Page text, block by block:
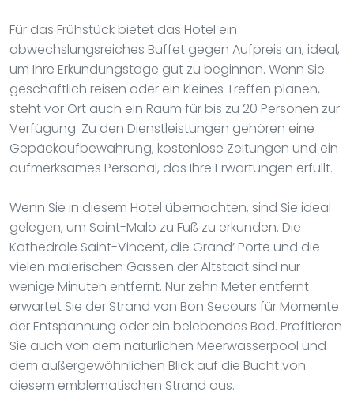
Für das Frühstück bietet das Hotel ein
abwechslungsreiches Buffet gegen Aufpreis an, ideal,
um Ihre Erkundungstage gut zu beginnen. Wenn Sie
geschäftlich reisen oder ein kleines Treffen planen,
steht vor Ort auch ein Raum für bis zu 20 Personen zur
Verfügung. Zu den Dienstleistungen gehören eine
Gepäckaufbewahrung, kostenlose Zeitungen und ein
aufmerksames Personal, das Ihre Erwartungen erfüllt.
Wenn Sie in diesem Hotel übernachten, sind Sie ideal
gelegen, um Saint-Malo zu Fuß zu erkunden. Die
Kathedrale Saint-Vincent, die Grand’ Porte und die
vielen malerischen Gassen der Altstadt sind nur
wenige Minuten entfernt. Nur zehn Meter entfernt
erwartet Sie der Strand von Bon Secours für Momente
der Entspannung oder ein belebendes Bad. Profitieren
Sie auch von dem natürlichen Meerwasserpool und
dem außergewöhnlichen Blick auf die Bucht von
diesem emblematischen Strand aus.